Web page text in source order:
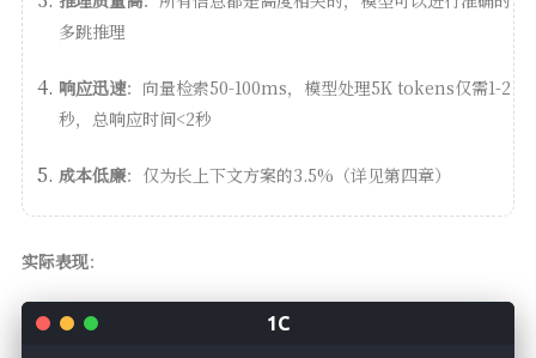
多跳推理
响应迅速：向量检索50-100ms，模型处理5K tokens仅需1-2
秒，总响应时间<2秒
成本低廉：仅为长上下文方案的3.5%（详见第四章）
实际表现：